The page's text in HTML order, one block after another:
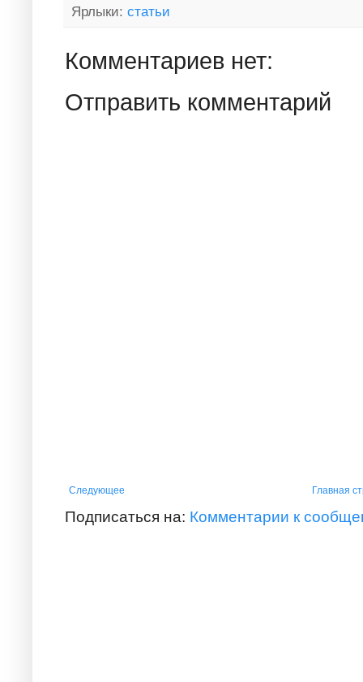
Ярлыки: статьи
Комментариев нет:
Отправить комментарий
Следующее Главная
Подписаться на: Комментарии к